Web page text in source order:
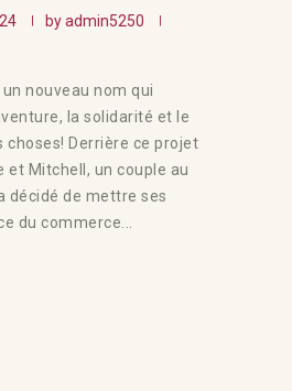
byadmin5250
nouveau nom qui
la solidarité et le
choses! Derrière ce projet
et Mitchell, un couple au
décidé de mettre ses
du commerce...